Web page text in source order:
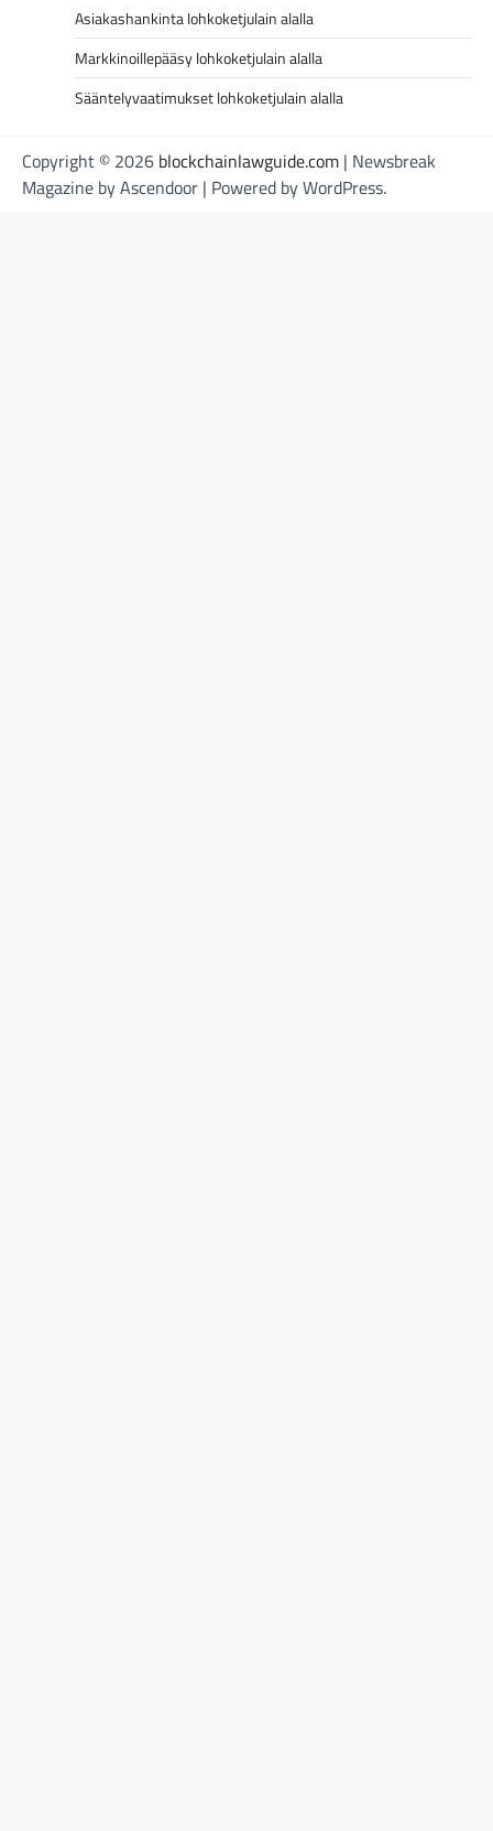
Asiakashankinta lohkoketjulain alalla
Markkinoillepääsy lohkoketjulain alalla
Sääntelyvaatimukset lohkoketjulain alalla
Copyright © 2026 blockchainlawguide.com | Newsbreak
Magazine byAscendoor | Powered byWordPress.